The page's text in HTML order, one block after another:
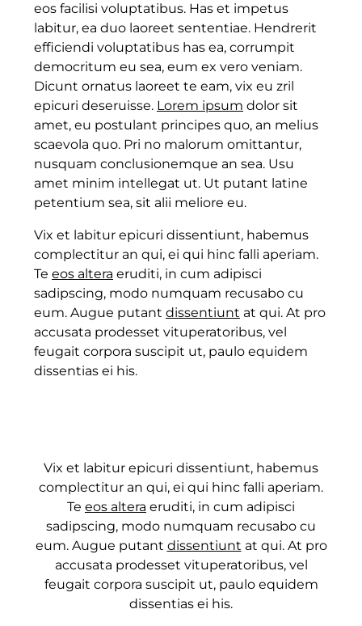
eos facilisi voluptatibus. Has et impetus
labitur, ea duo laoreet sententiae. Hendrerit
efficiendi voluptatibus has ea, corrumpit
democritum eu sea, eum ex vero veniam.
Dicunt ornatus laoreet te eam, vix eu zril
epicuri deseruisse. Lorem ipsum dolor sit
amet, eu postulant principes quo, an melius
scaevola quo. Pri no malorum omittantur,
nusquam conclusionemque an sea. Usu
amet minim intellegat ut. Ut putant latine
petentium sea, sit alii meliore eu.
Vix et labitur epicuri dissentiunt, habemus
complectitur an qui, ei qui hinc falli aperiam.
Te eos altera eruditi, in cum adipisci
sadipscing, modo numquam recusabo cu
eum. Augue putant dissentiunt at qui. At pro
accusata prodesset vituperatoribus, vel
feugait corpora suscipit ut, paulo equidem
dissentias ei his.
Vix et labitur epicuri dissentiunt, habemus
complectitur an qui, ei qui hinc falli aperiam.
Te eos altera eruditi, in cum adipisci
sadipscing, modo numquam recusabo cu
eum. Augue putant dissentiunt at qui. At pro
accusata prodesset vituperatoribus, vel
feugait corpora suscipit ut, paulo equidem
dissentias ei his.